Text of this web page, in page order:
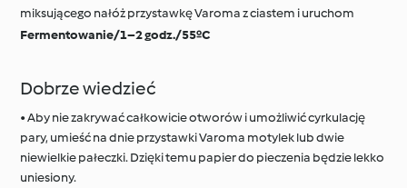
miksującego nałóż przystawkę Varoma z ciastem i uruchom
Fermentowanie/1–2 godz./55ºC
Dobrze wiedzieć
• Aby nie zakrywać całkowicie otworów i umożliwić cyrkulację
pary, umieść na dnie przystawki Varoma motylek lub dwie
niewielkie pałeczki. Dzięki temu papier do pieczenia będzie lekko
uniesiony.